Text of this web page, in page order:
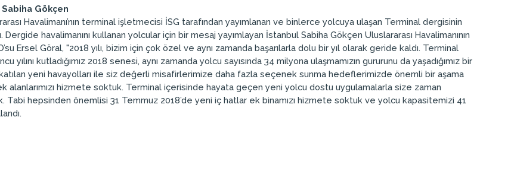
Sabiha Gökçen
Havalimanı’nın terminal işletmecisi İSG tarafından yayımlanan ve binlerce yolcuya ulaşan Terminal dergisinin
Dergide havalimanını kullanan yolcular için bir mesaj yayımlayan İstanbul Sabiha Gökçen Uluslararası Havalimanının
Ersel Göral, "2018 yılı, bizim için çok özel ve aynı zamanda başarılarla dolu bir yıl olarak geride kaldı. Terminal
yılını kutladığımız 2018 senesi, aynı zamanda yolcu sayısında 34 milyona ulaşmamızın gururunu da yaşadığımız bir
yeni havayolları ile siz değerli misafirlerimize daha fazla seçenek sunma hedeflerimizde önemli bir aşama
hizmete soktuk. Terminal içerisinde hayata geçen yeni yolcu dostu uygulamalarla size zaman
Tabi hepsinden önemlisi 31 Temmuz 2018’de yeni iç hatlar ek binamızı hizmete soktuk ve yolcu kapasitemizi 41